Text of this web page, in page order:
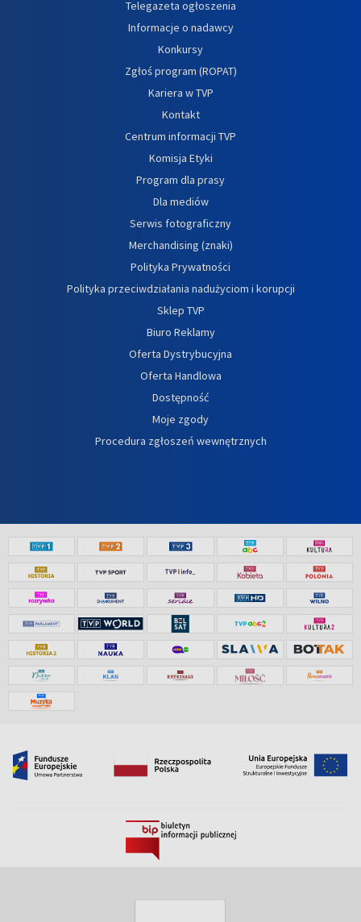
Telegazeta ogłoszenia
Informacje o nadawcy
Konkursy
Zgłoś program (ROPAT)
Kariera w TVP
Kontakt
Centrum informacji TVP
Komisja Etyki
Program dla prasy
Dla mediów
Serwis fotograficzny
Merchandising (znaki)
Polityka Prywatności
Polityka przeciwdziałania nadużyciom i korupcji
Sklep TVP
Biuro Reklamy
Oferta Dystrybucyjna
Oferta Handlowa
Dostępność
Moje zgody
Procedura zgłoszeń wewnętrznych